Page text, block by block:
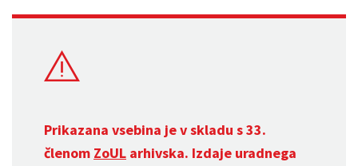
Prikazana vsebina je v skladu s 33.
členom ZoUL arhivska. Izdaje uradnega